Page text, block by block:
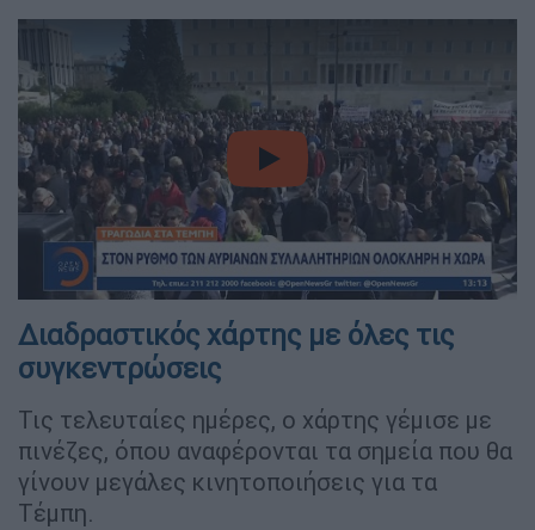
video
Διαδραστικός χάρτης με όλες τις
συγκεντρώσεις
Τις τελευταίες ημέρες, ο χάρτης γέμισε με
πινέζες, όπου αναφέρονται τα σημεία που θα
γίνουν μεγάλες κινητοποιήσεις για τα
Τέμπη.